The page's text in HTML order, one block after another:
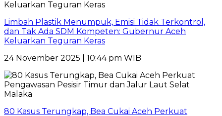
Limbah Plastik Menumpuk, Emisi Tidak Terkontrol,
dan Tak Ada SDM Kompeten: Gubernur Aceh
Keluarkan Teguran Keras
24 November 2025 | 10:44 pm WIB
80 Kasus Terungkap, Bea Cukai Aceh Perkuat